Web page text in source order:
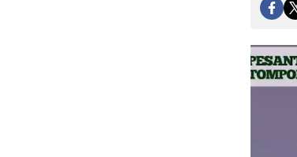
Pemutar
Video